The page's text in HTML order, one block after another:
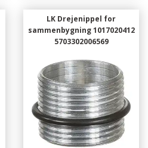
LK Drejenippel for
sammenbygning 1017020412
5703302006569